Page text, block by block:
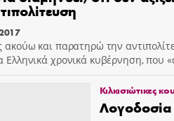
ακούω και παρατηρώ την
Ελληνικά χρονικά κυβέρνηση, που
Κιλκισιώτικες
Λογοδοσία